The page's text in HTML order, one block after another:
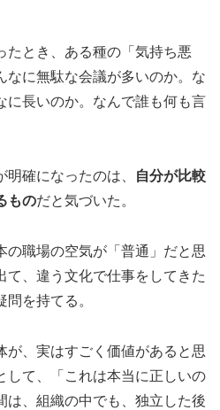
たとき、ある種の「気持ち悪
なに無駄な会議が多いのか。な
に長いのか。なんで誰も何も言
確になったのは、
自分が比較
ものだと気づいた。
の職場の空気が「普通」だと思
て、違う文化で仕事をしてきた
を持てる。
が、実はすごく価値があると思
して、「これは本当に正しいの
は、組織の中でも、独立した後